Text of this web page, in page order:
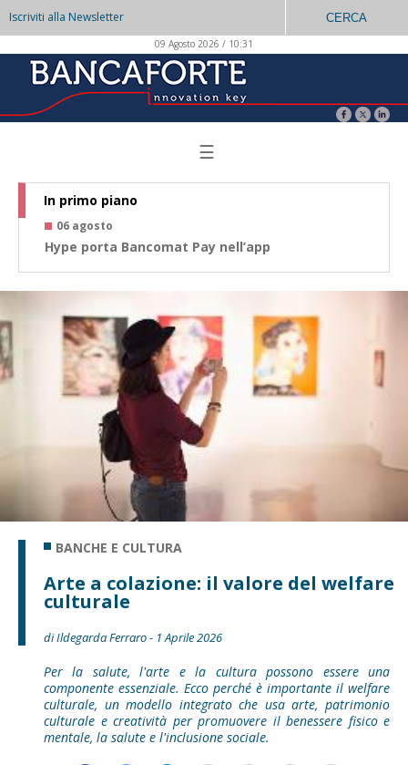
Iscriviti alla Newsletter CERCA
09 Agosto 2026 / 10:31
☰
In primo piano
06 agosto
Hype porta Bancomat Pay nell’app
BANCHE E CULTURA
Arte a colazione: il valore del welfare
culturale
di Ildegarda Ferraro - 1 Aprile 2026
Per la salute, l'arte e la cultura possono essere una
componente essenziale. Ecco perché è importante il welfare
culturale, un modello integrato che usa arte, patrimonio
culturale e creatività per promuovere il benessere fisico e
mentale, la salute e l'inclusione sociale.